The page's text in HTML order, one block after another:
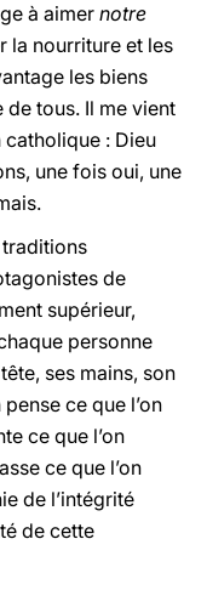
à aimernotre
la nourriture et les
les biens
de tous. Il me vient
catholique : Dieu
une fois oui, une
traditions
de
supérieur,
personne
ses mains, son
ce que l’on
ce que l’on
ce que l’on
de l’intégrité
de cette